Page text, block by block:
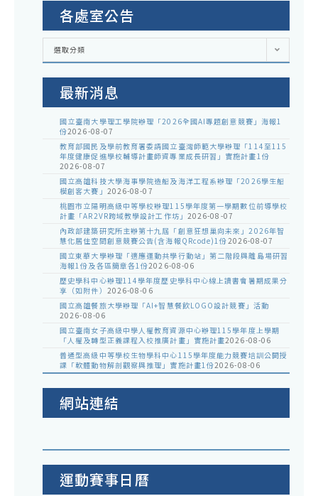
各處室公告
各
室
選取分類
最新消息
國立臺南大學理工學院辦理「2026全國AI專題創意競賽」海報1
份2026-08-07
教育部國民及學前教育署委請國立臺灣師範大學辦理「114至115
年度健康促進學校輔導計畫師資專業成長研習」實施計畫1份
2026-08-07
國立高雄科技大學海事學院造船及海洋工程系辦理「2026學生船
模創客大賽」 2026-08-07
桃園市立陽明高級中等學校辦理115學年度第一學期數位前導學校
計畫「AR2VR跨域教學設計工作坊」 2026-08-07
內政部建築研究所主辦第十九屆「創意狂想巢向未來」2026年智
慧化居住空間創意競賽公告(含海報QRcode)1份2026-08-07
國立東華大學辦理「適應運動共學行動站」第二階段與離島場研習
海報1份及各區簡章各1份2026-08-06
歷史學科中心辦理114學年度歷史學科中心線上讀書會暑期成果分
享（如附件） 2026-08-06
國立高雄餐旅大學辦理「AI+智慧餐飲LOGO設計競賽」活動
2026-08-06
國立臺南女子高級中學人權教育資源中心辦理115學年度上學期
「人權及轉型正義課程入校推廣計畫」實施計畫2026-08-06
普通型高級中等學校生物學科中心115學年度能力競賽培訓公開授
課「軟體動物解剖觀察與推理」實施計畫1份2026-08-06
網站連結
運動賽事日曆